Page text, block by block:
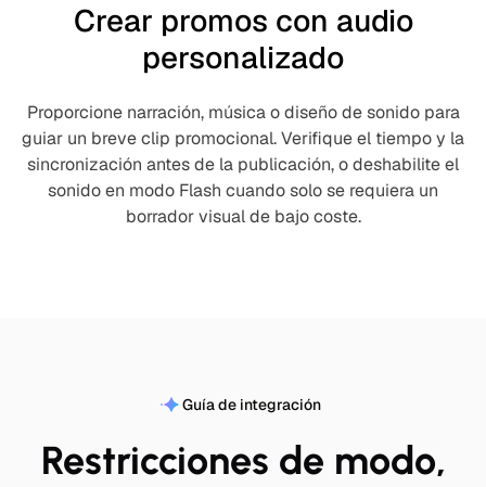
Crear promos con audio
personalizado
Proporcione narración, música o diseño de sonido para
guiar un breve clip promocional. Verifique el tiempo y la
sincronización antes de la publicación, o deshabilite el
sonido en modo Flash cuando solo se requiera un
borrador visual de bajo coste.
Guía de integración
Restricciones de modo,